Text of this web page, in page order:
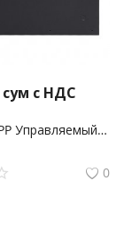
сум с НДС
SG3428XMPP Управляемый коммутатор Omada L2+ с 24 портами Gigabit и 4 портами 10GE SFP+ с 16 портами PoE+ и 8 портами PoE++
0